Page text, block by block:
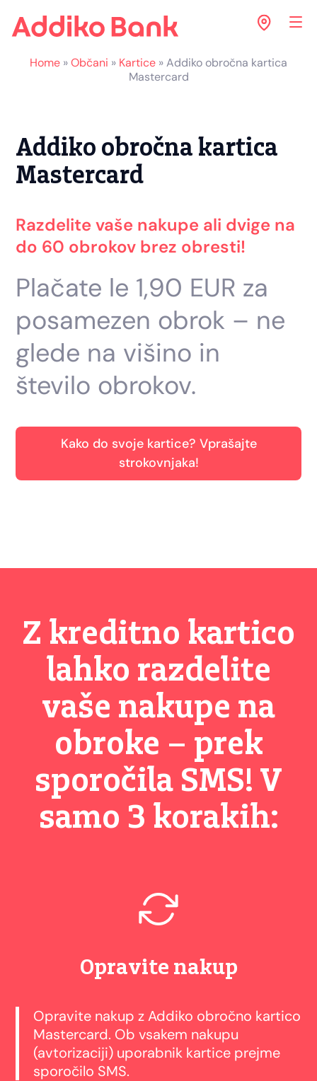
Home »Občani » Kartice »Addiko obročna kartica
Mastercard
Addiko obročna kartica
Mastercard
Razdelite vaše nakupe ali dvige na
do 60 obrokov brez obresti!
Plačate le 1,90 EUR za
posamezen obrok – ne
glede na višino in
število obrokov.
Kako do svoje kartice? Vprašajte
strokovnjaka!
Z kreditno kartico
lahko razdelite
vaše nakupe na
obroke – prek
sporočila SMS! V
samo 3 korakih:
Opravite nakup
Opravite nakup z Addiko obročno kartico
Mastercard. Ob vsakem nakupu
(avtorizaciji) uporabnik kartice prejme
sporočilo SMS.